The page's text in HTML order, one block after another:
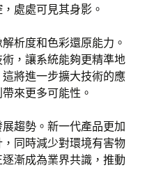
處處可見其身影。
析度和色彩還原能力。
，讓系統能夠更精準地
將進一步擴大技術的應
來更多可能性。
趨勢。新一代產品更加
同時減少對環境有害物
漸成為業界共識，推動